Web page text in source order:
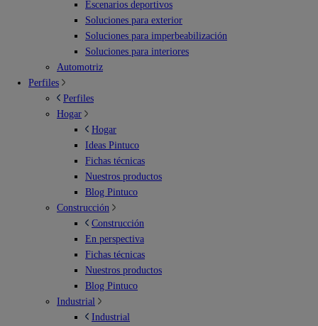
Escenarios deportivos
Soluciones para exterior
Soluciones para imperbeabilización
Soluciones para interiores
Automotriz
Perfiles
Perfiles
Hogar
Hogar
Ideas Pintuco
Fichas técnicas
Nuestros productos
Blog Pintuco
Construcción
Construcción
En perspectiva
Fichas técnicas
Nuestros productos
Blog Pintuco
Industrial
Industrial